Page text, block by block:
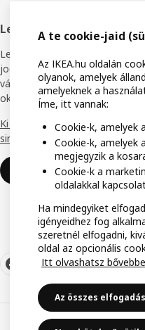
Legyél IKEA Business
Legyél törzsvásárlói
jogosulttá válj különböző
vásárlói előnyökre és hozzáférj
oktatási anyagainkhoz.
Ki mondta, hogy az üzlet
sincs ingyen?
Miért legyél IKEA Business
tag?
A te cookie-jaid
Az IKEA.hu oldalán
olyanok, amelyek
amelyeknek a
Íme, itt vannak:
Cookie-k, amelyek
Cookie-k, amelyek
megjegyzik a
Cookie-k a
oldalakkal
Ha mindegyiket
igényeidhez fog
szeretnél elfogadni,
oldal az opcionális
Itt olvashatsz
Az összes